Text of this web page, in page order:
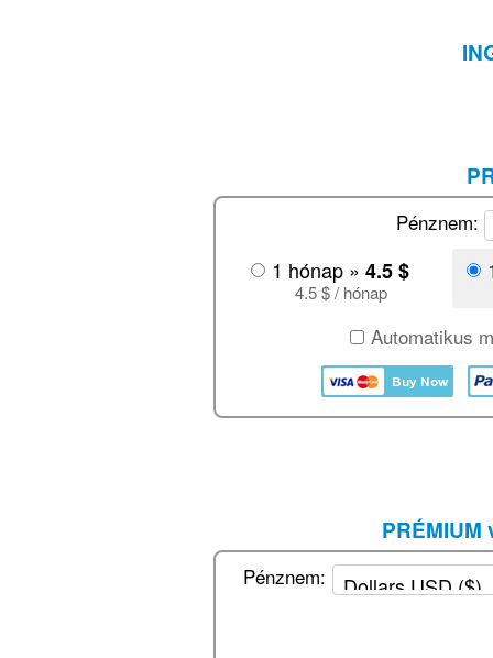
Pénznem:
1 hónap »4.5 $
4.5 $ / hónap
Automatikus
PRÉMIUM
Pénznem: